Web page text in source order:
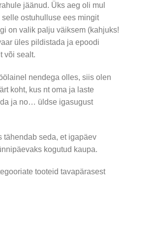
jäänud. Üks aeg oli mul
ostuhulluse ees mingit
on valik palju väiksem (kahjuks!
üles pildistada ja epoodi
või sealt.
nendega olles, siis olen
koht, kus nt oma ja laste
ja no… üldse igasugust
tähendab seda, et igapäev
kogutud kaupa.
tooteid tavapärasest